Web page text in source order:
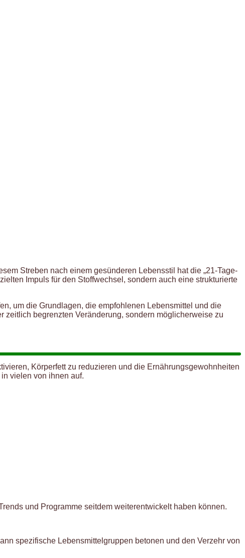
Streben nach einem gesünderen Lebensstil hat die „21-Tage-
Impuls für den Stoffwechsel, sondern auch eine strukturierte
um die Grundlagen, die empfohlenen Lebensmittel und die
begrenzten Veränderung, sondern möglicherweise zu
Körperfett zu reduzieren und die Ernährungsgewohnheiten
vielen von ihnen auf.
und Programme seitdem weiterentwickelt haben können.
spezifische Lebensmittelgruppen betonen und den Verzehr von